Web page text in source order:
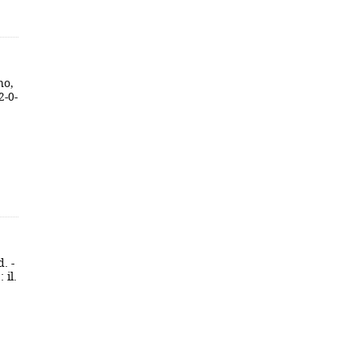
0-
-
il.